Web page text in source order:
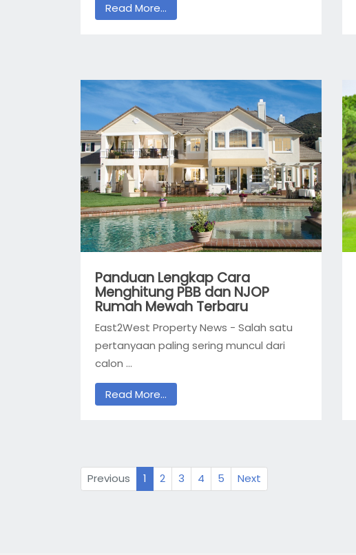
Read More...
Panduan Lengkap Cara
Menghitung PBB dan NJOP
Rumah Mewah Terbaru
East2West Property News - Salah satu
pertanyaan paling sering muncul dari
calon ...
Read More...
Previous 1 2 3 4 5 Next